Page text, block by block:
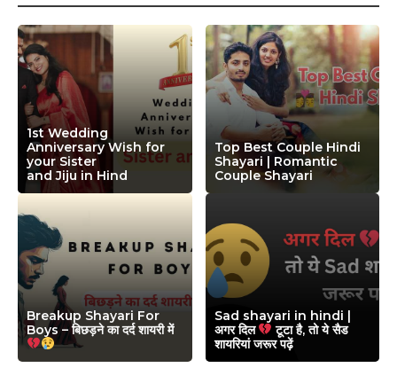
1st Wedding
Anniversary Wish for
your Sister
and Jiju in Hind
Top Best Couple Hindi
Shayari | Romantic
Couple Shayari
Breakup Shayari For
Boys – बिछड़ने का दर्द शायरी में
Sad shayari in hindi |
अगर दिल
टूटा है, तो ये सैड
शायरियां जरूर पढ़ें